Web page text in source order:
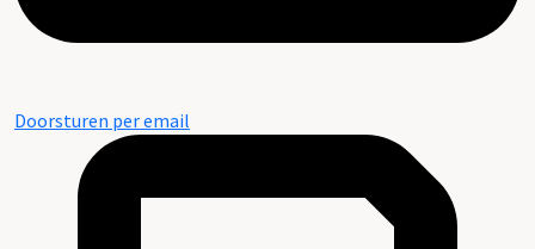
Doorsturen per email